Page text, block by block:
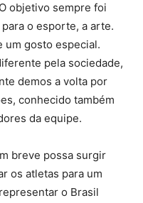
objetivo sempre foi
o esporte, a arte.
um gosto especial.
pela sociedade,
demos a volta por
conhecido também
da equipe.
breve possa surgir
os atletas para um
o Brasil